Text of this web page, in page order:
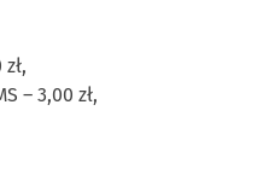
– 3,00 zł,